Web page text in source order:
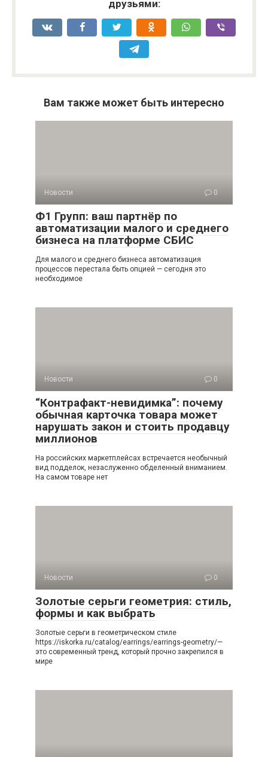
друзьями:
Вам также может быть интересно
Новости 0
Ф1 Групп: ваш партнёр по
автоматизации малого и среднего
бизнеса на платформе СБИС
Для малого и среднего бизнеса автоматизация
процессов перестала быть опцией — сегодня это
необходимое
Новости 0
“Контрафакт-невидимка”: почему
обычная карточка товара может
нарушать закон и стоить продавцу
миллионов
На российских маркетплейсах встречается необычный
вид подделок, незаслуженно обделенный вниманием.
На самом товаре нет
Новости 0
Золотые серьги геометрия: стиль,
формы и как выбрать
Золотые серьги в геометрическом стиле
https://iskorka.ru/catalog/earrings/earrings-geometry/—
это современный тренд, который прочно закрепился в
мире